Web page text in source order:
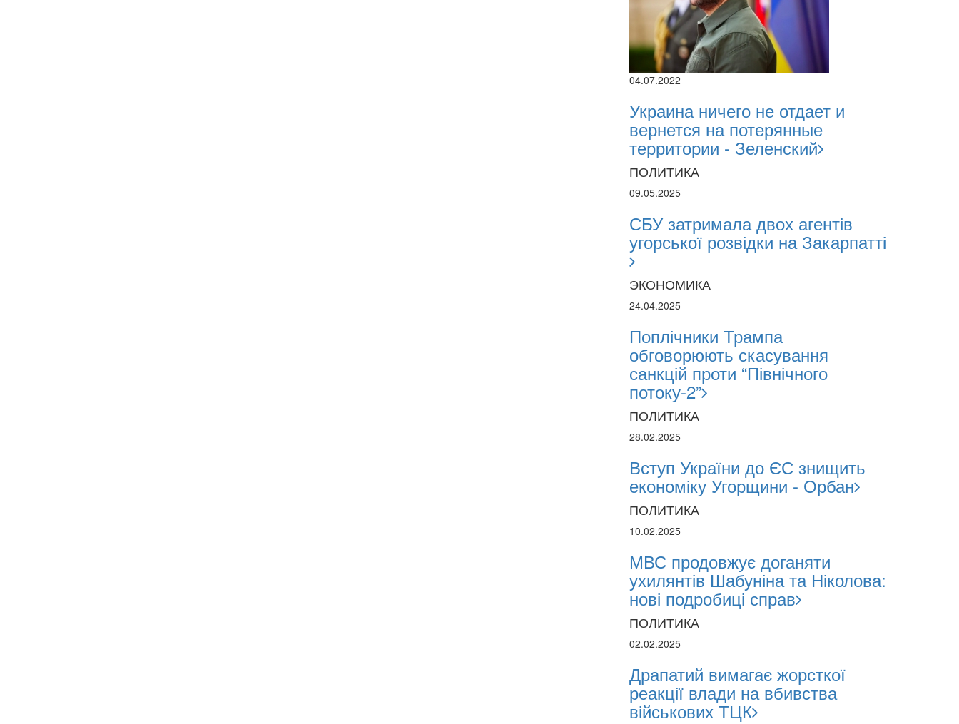
04.07.2022
Украина ничего не отдает и
вернется на потерянные
территории - Зеленский
ПОЛИТИКА
09.05.2025
СБУ затримала двох агентів
угорської розвідки на Закарпатті
ЭКОНОМИКА
24.04.2025
Поплічники Трампа
обговорюють скасування
санкцій проти “Північного
потоку-2”
ПОЛИТИКА
28.02.2025
Вступ України до ЄС знищить
економіку Угорщини - Орбан
ПОЛИТИКА
10.02.2025
МВС продовжує доганяти
ухилянтів Шабуніна та Ніколова:
нові подробиці справ
ПОЛИТИКА
02.02.2025
Драпатий вимагає жорсткої
реакції влади на вбивства
військових ТЦК